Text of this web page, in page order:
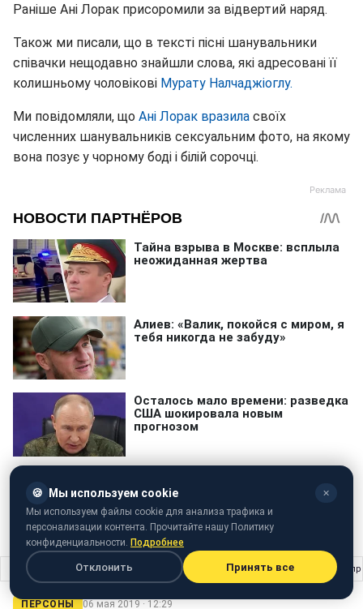
Раніше Ані Лорак присоромили за відвертий наряд.
Також ми писали, що в тексті пісні шанувальники
співачки нещодавно знайшли слова, які адресовані її
колишньому чоловікові Мурату Налчаджіоглу.
Ми повідомляли, що Ані Лорак вразила своїх
численних шанувальників сексуальним фото, на якому
вона позує у чорному боді і білій сорочці.
Главная Персоны › Важливо, як ніколи: ветеран АТО зробив гучну заяву
ПЕРСОНЫ 06 мая 2019 · 12:29
🍪 Мы используем cookie ✕
Мы используем файлы cookie для анализа трафика и
персонализации контента. Прочитайте нашу Политику
конфиденциальности. Подробнее
Отклонить Принять все